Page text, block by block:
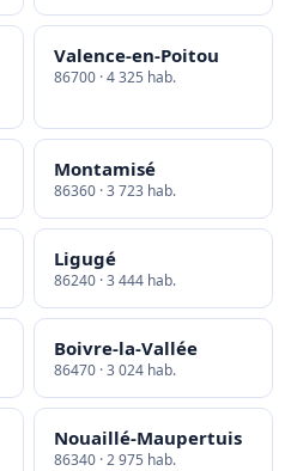
Valence-en-Poitou
86700 · 4 325 hab.
Montamisé
86360 · 3 723 hab.
Ligugé
86240 · 3 444 hab.
Boivre-la-Vallée
86470 · 3 024 hab.
Nouaillé-Maupertuis
86340 · 2 975 hab.